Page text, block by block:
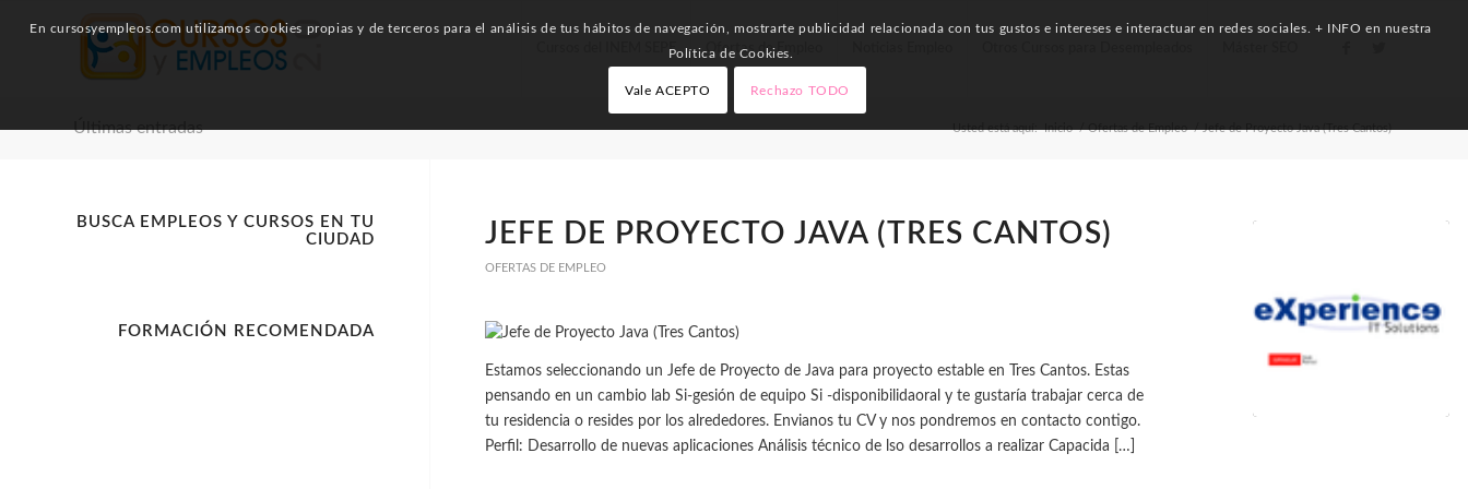
Cursos del INEM SEPE Ofertas de Empleo
Últimas entradas Usted está aquí: Inicio / Ofertas de Empleo / Jefe de Proyecto Java (Tres Cantos)
JEFE DE PROYECTO JAVA (TRES CANTOS)
OFERTAS DE EMPLEO
Estamos seleccionando un Jefe de Proyecto de Java para proyecto estable en Tres Cantos. Estas
pensando en un cambio lab Si-gesión de equipo Si -disponibilidaoral y te gustaría trabajar cerca de
tu residencia o resides por los alrededores. Envianos tu CV y nos pondremos en contacto contigo.
Perfil: Desarrollo de nuevas aplicaciones Análisis técnico de lso desarrollos a realizar Capacida […]
BUSCA EMPLEOS Y CURSOS EN TU
CIUDAD
FORMACIÓN RECOMENDADA
En cursosyempleos.com utilizamos cookies propias y de terceros para el análisis de tus hábitos de navegación, mostrarte publicidad relacionada con tus gustos e intereses e interactuar en redes sociales. + INFO en nuestra
Política de Cookies.
Vale ACEPTO Rechazo TODO